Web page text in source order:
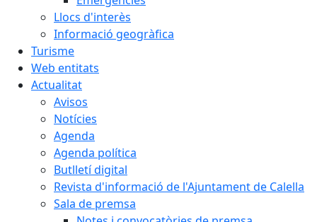
Llocs d'interès
Informació geogràfica
Turisme
Web entitats
Actualitat
Avisos
Notícies
Agenda
Agenda política
Butlletí digital
Revista d'informació de l'Ajuntament de Calella
Sala de premsa